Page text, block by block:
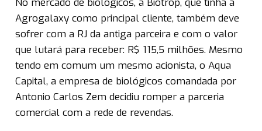
No mercado de biológicos, a Biotrop, que tinha a
Agrogalaxy como principal cliente, também deve
sofrer com a RJ da antiga parceira e com o valor
que lutará para receber: R$ 115,5 milhões. Mesmo
tendo em comum um mesmo acionista, o Aqua
Capital, a empresa de biológicos comandada por
Antonio Carlos Zem decidiu romper a parceria
comercial com a rede de revendas.